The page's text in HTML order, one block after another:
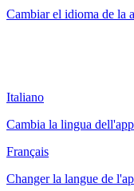
Cambiar el idioma de la
Italiano
Cambia la lingua
Français
Changer la langue de